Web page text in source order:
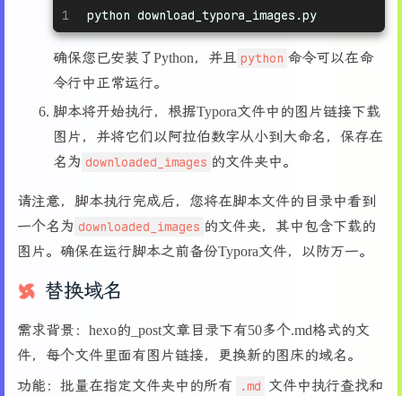
41
# 构建一个新文件名
        new_filename =
f'downloaded_images/{i +
# 保存图片
with open(new_filename, 'wb' ) as
            img_file.write(response.content)
print( f'下载成功: {new_filename}')
else:
print(f'下载失败: {img_link} ')
1 python download_typora_images.py
确保您已安装了Python，并且 python 命令可以在命
令行中正常运行。
脚本将开始执行，根据Typora文件中的图片链接下载
图片，并将它们以阿拉伯数字从小到大命名，保存在
名为 downloaded_images 的文件夹中。
请注意，脚本执行完成后，您将在脚本文件的目录中看到
一个名为 downloaded_images 的文件夹，其中包含下载的
图片。确保在运行脚本之前备份Typora文件，以防万一。
替换域名
需求背景：hexo的_post文章目录下有50多个.md格式的文
件，每个文件里面有图片链接，更换新的图床的域名。
功能：批量在指定文件夹中的所有
.md 文件中执行查找和